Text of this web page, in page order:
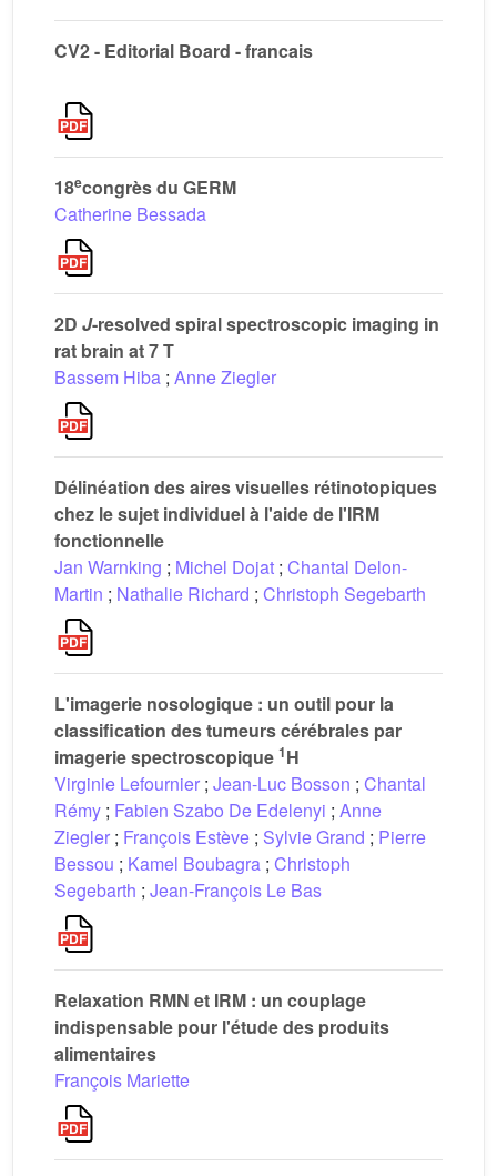
CV2 - Editorial Board - francais
18econgrès du GERM
Catherine Bessada
2D J-resolved spiral spectroscopic imaging in
rat brain at 7 T
Bassem Hiba ; Anne Ziegler
Délinéation des aires visuelles rétinotopiques
chez le sujet individuel à l'aide de l'IRM
fonctionnelle
Jan Warnking ; Michel Dojat ; Chantal Delon-
Martin ; Nathalie Richard ; Christoph Segebarth
L'imagerie nosologique : un outil pour la
classification des tumeurs cérébrales par
imagerie spectroscopique 1H
Virginie Lefournier ; Jean-Luc Bosson ; Chantal
Rémy ; Fabien Szabo De Edelenyi ; Anne
Ziegler ; François Estève ; Sylvie Grand ; Pierre
Bessou ; Kamel Boubagra ; Christoph
Segebarth ; Jean-François Le Bas
Relaxation RMN et IRM : un couplage
indispensable pour l'étude des produits
alimentaires
François Mariette